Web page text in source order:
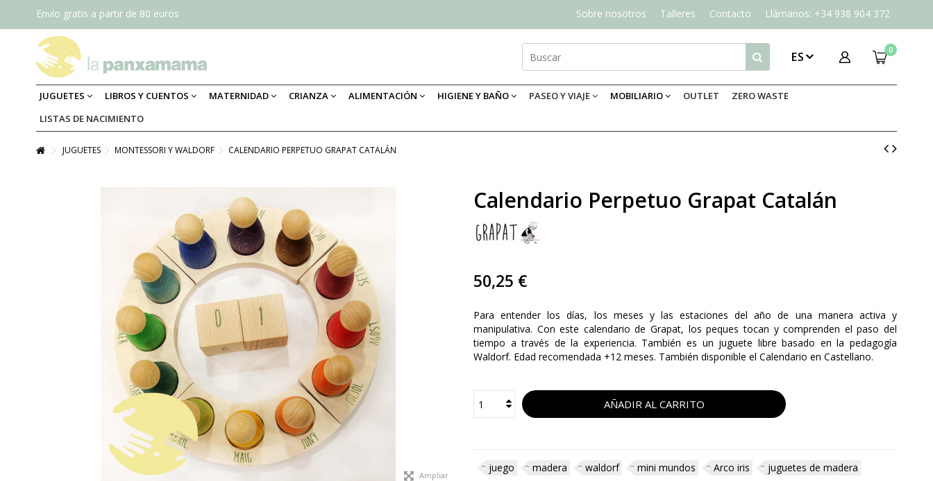
Sobre nosotros Talleres Contacto Llámanos: +34 938 904 372
Envío gratis a partir de 80 euros
0
ES
JUGUETES LIBROS Y CUENTOS MATERNIDAD CRIANZA ALIMENTACIÓN HIGIENE Y BAÑO PASEO Y VIAJE MOBILIARIO OUTLET
ZERO WASTE
LISTAS DE NACIMIENTO
JUGUETES MONTESSORI Y WALDORF CALENDARIO PERPETUO GRAPAT CATALÁN
Ampliar
Calendario Perpetuo Grapat Catalán
50,25 €
Para entender los días, los meses y las estaciones del año de una manera activa y
manipulativa. Con este calendario de Grapat, los peques tocan y comprenden el paso del
tiempo a través de la experiencia. También es un juguete libre basado en la pedagogía
Waldorf. Edad recomendada +12 meses. También disponible el Calendario en Castellano.
AÑADIR AL CARRITO
juego madera waldorf mini mundos Arco iris
juguetes de madera